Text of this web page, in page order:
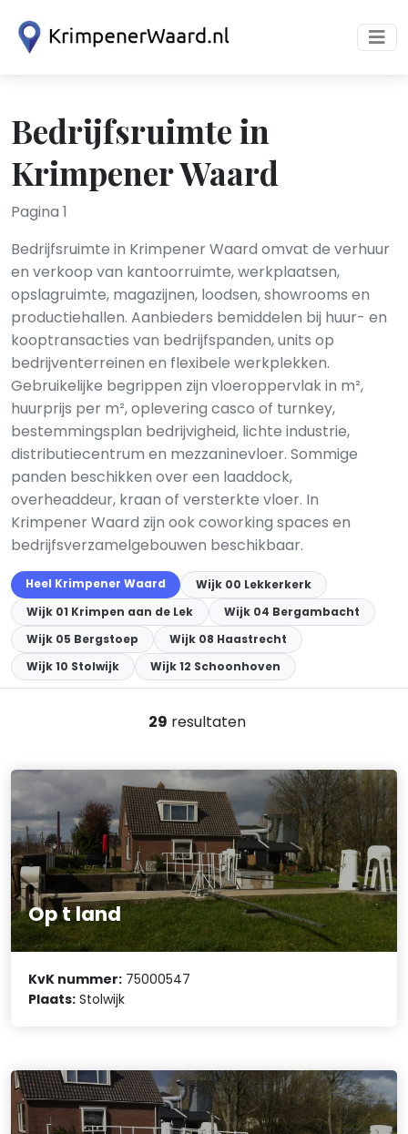
Bedrijfsruimte in
Krimpener Waard
Pagina 1
Bedrijfsruimte in Krimpener Waard omvat de verhuur
en verkoop van kantoorruimte, werkplaatsen,
opslagruimte, magazijnen, loodsen, showrooms en
productiehallen. Aanbieders bemiddelen bij huur- en
kooptransacties van bedrijfspanden, units op
bedrijventerreinen en flexibele werkplekken.
Gebruikelijke begrippen zijn vloeroppervlak in m²,
huurprijs per m², oplevering casco of turnkey,
bestemmingsplan bedrijvigheid, lichte industrie,
distributiecentrum en mezzaninevloer. Sommige
panden beschikken over een laaddock,
overheaddeur, kraan of versterkte vloer. In
Krimpener Waard zijn ook coworking spaces en
bedrijfsverzamelgebouwen beschikbaar.
Heel Krimpener Waard
Wijk 00 Lekkerkerk
Wijk 01 Krimpen aan de Lek
Wijk 04 Bergambacht
Wijk 05 Bergstoep
Wijk 08 Haastrecht
Wijk 10 Stolwijk
Wijk 12 Schoonhoven
29 resultaten
Op t land
KvK nummer: 75000547
Plaats: Stolwijk